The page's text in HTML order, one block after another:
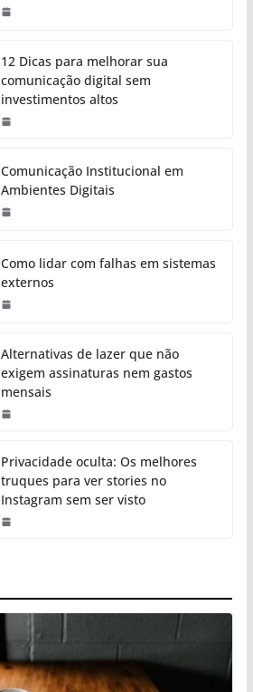
12 Dicas para melhorar sua
comunicação digital sem
investimentos altos
Comunicação Institucional em
Ambientes Digitais
Como lidar com falhas em sistemas
externos
Alternativas de lazer que não
exigem assinaturas nem gastos
mensais
Privacidade oculta: Os melhores
truques para ver stories no
Instagram sem ser visto